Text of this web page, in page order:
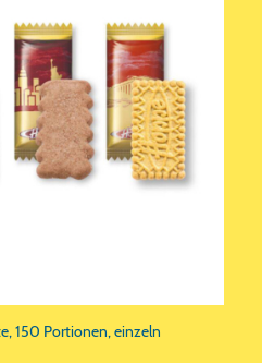
150 Portionen, einzeln